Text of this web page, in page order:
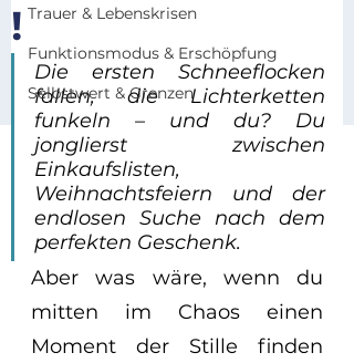
Trauer & Lebenskrisen
Funktionsmodus & Erschöpfung
Selbstwert & Grenzen
!
Die ersten Schneeflocken
fallen, die Lichterketten
funkeln – und du? Du
jonglierst zwischen
Einkaufslisten,
Weihnachtsfeiern und der
endlosen Suche nach dem
perfekten Geschenk.
Aber was wäre, wenn du
mitten im Chaos einen
Moment der Stille finden